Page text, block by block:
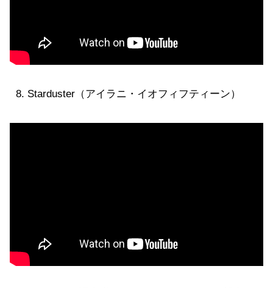
Starduster（アイラニ・イオフィフティーン）